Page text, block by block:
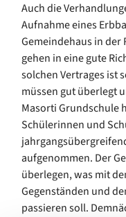
Auch die
Aufnahme eines
Gemeindehaus in
gehen in eine gute
solchen Vertrages ist
müssen gut überlegt
Masorti Grundschule
Schülerinnen und
aufgenommen. Der
überlegen, was mit
Gegenständen und
passieren soll.